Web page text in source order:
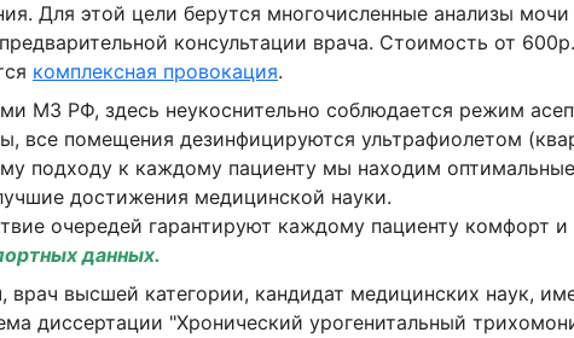
Для этой цели берутся многочисленные анализы
консультации врача. Стоимость от
комплексная провокация.
МЗ РФ, здесь неукоснительно соблюдается режим
все помещения дезинфицируются ультрафиолетом
подходу к каждому пациенту мы находим
достижения медицинской науки.
очередей гарантируют каждому пациенту комфорт
данных.
высшей категории, кандидат медицинских наук,
диссертации "Хронический урогенитальный